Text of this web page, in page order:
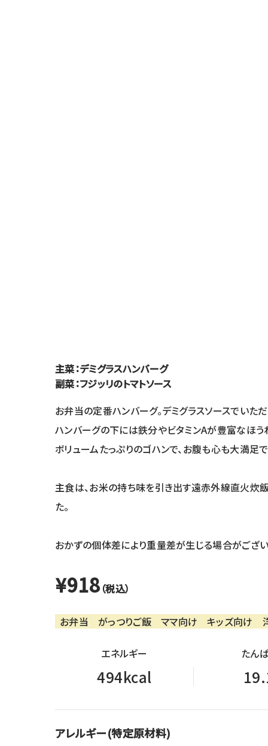
主菜：デミグラスハンバーグ
副菜：フジッリのトマトソース
お弁当の定番ハンバーグ。デミグラスソースでいただ
ハンバーグの下には鉄分やビタミンAが豊富なほう
ボリュームたっぷりのゴハンで、お腹も心も大満足で
主食は、お米の持ち味を引き出す遠赤外線直火炊
た。
おかずの個体差により重量差が生じる場合がござい
¥918 （税込）
お弁当 がっつりご飯 ママ向け キッズ向け
エネルギー
494kcal
たん
アレルギー(特定原材料)